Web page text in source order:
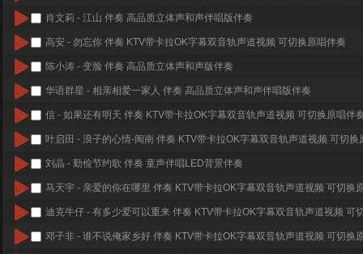
肖文莉 - 江山 伴奏 高品质立体声和声伴唱版伴奏
高安 - 勿忘你 伴奏 KTV带卡拉OK字幕双音轨声道视频 可切换原唱伴奏
陈小涛 - 变脸 伴奏 高品质立体声和声版伴奏
华语群星 - 相亲相爱一家人 伴奏 高品质立体声和声伴唱版伴奏
信 - 如果还有明天 伴奏 KTV带卡拉OK字幕双音轨声道视频 可切换原唱伴
叶启田 - 浪子的心情-闽南 伴奏 KTV带卡拉OK字幕双音轨声道视频 可切换
刘晶 - 勤俭节约歌 伴奏 童声伴唱LED背景伴奏
马天宇 - 亲爱的你在哪里 伴奏 KTV带卡拉OK字幕双音轨声道视频 可切换
迪克牛仔 - 有多少爱可以重来 伴奏 KTV带卡拉OK字幕双音轨声道视频 可
邓子非 - 谁不说俺家乡好 伴奏 KTV带卡拉OK字幕双音轨声道视频 可切换